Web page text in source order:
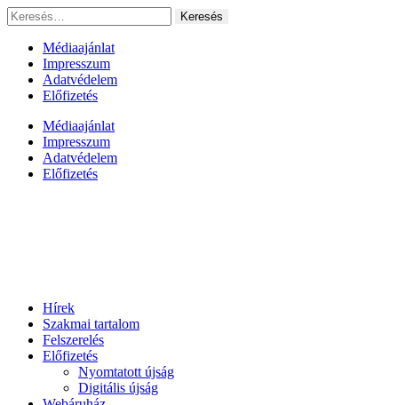
Ugrás
a
tartalomhoz
Keresés:
Médiaajánlat
Impresszum
Adatvédelem
Előfizetés
Médiaajánlat
Impresszum
Adatvédelem
Előfizetés
Hírek
Szakmai tartalom
Felszerelés
Előfizetés
Nyomtatott újság
Digitális újság